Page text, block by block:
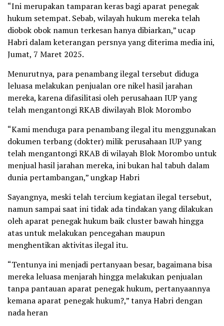
“Ini merupakan tamparan keras bagi aparat penegak
hukum setempat. Sebab, wilayah hukum mereka telah
diobok obok namun terkesan hanya dibiarkan,” ucap
Habri dalam keterangan persnya yang diterima media ini,
Jumat, 7 Maret 2025.
Menurutnya, para penambang ilegal tersebut diduga
leluasa melakukan penjualan ore nikel hasil jarahan
mereka, karena difasilitasi oleh perusahaan IUP yang
telah mengantongi RKAB diwilayah Blok Morombo
“Kami menduga para penambang ilegal itu menggunakan
dokumen terbang (dokter) milik perusahaan IUP yang
telah mengantongi RKAB di wilayah Blok Morombo untuk
menjual hasil jarahan mereka, ini bukan hal tabuh dalam
dunia pertambangan,” ungkap Habri
Sayangnya, meski telah tercium kegiatan ilegal tersebut,
namun sampai saat ini tidak ada tindakan yang dilakukan
oleh aparat penegak hukum baik cluster bawah hingga
atas untuk melakukan pencegahan maupun
menghentikan aktivitas ilegal itu.
“Tentunya ini menjadi pertanyaan besar, bagaimana bisa
mereka leluasa menjarah hingga melakukan penjualan
tanpa pantauan aparat penegak hukum, pertanyaannya
kemana aparat penegak hukum?,” tanya Habri dengan
nada heran